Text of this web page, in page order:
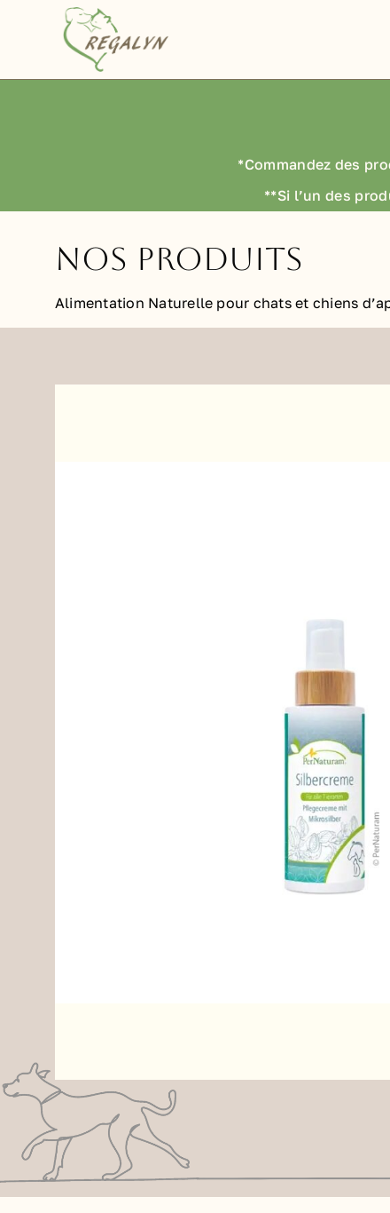
*Commandez des
**Si l’un des
Nos Produits
Alimentation Naturelle pour chats et chiens